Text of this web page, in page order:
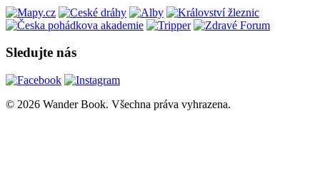
Sledujte nás
© 2026 Wander Book. Všechna práva vyhrazena.